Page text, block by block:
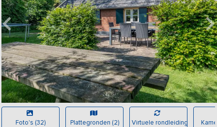
Foto's (32) Plattegronden (2) Virtuele rondleiding